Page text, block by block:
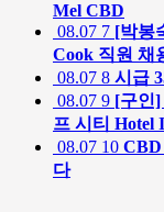
Mel CBD
08.07 7 [박봉
Cook 직원 채
08.07 8 시급
08.07 9 [구인]
프 시티 Hotel
08.07 10 CBD
다